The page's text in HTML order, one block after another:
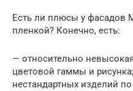
Есть ли плюсы у
пленкой? Конечно, есть:
— относительно
цветовой гаммы и
нестандартных изделий